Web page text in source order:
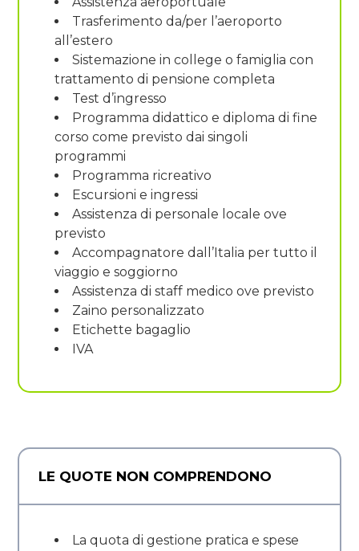
Trasferimento da/per l’aeroporto
all’estero
Sistemazione in college o famiglia con
trattamento di pensione completa
Test d’ingresso
Programma didattico e diploma di fine
corso come previsto dai singoli
programmi
Programma ricreativo
Escursioni e ingressi
Assistenza di personale locale ove
previsto
Accompagnatore dall’Italia per tutto il
viaggio e soggiorno
Assistenza di staff medico ove previsto
Zaino personalizzato
Etichette bagaglio
IVA
LE QUOTE NON COMPRENDONO
La quota di gestione pratica e spese